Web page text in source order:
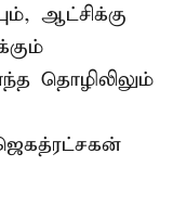
ஆட்சிக்கு
தொழிலிலும்